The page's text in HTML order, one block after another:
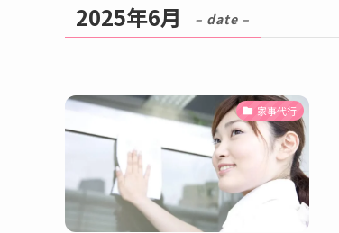
2025年6月 – date –
家事代行